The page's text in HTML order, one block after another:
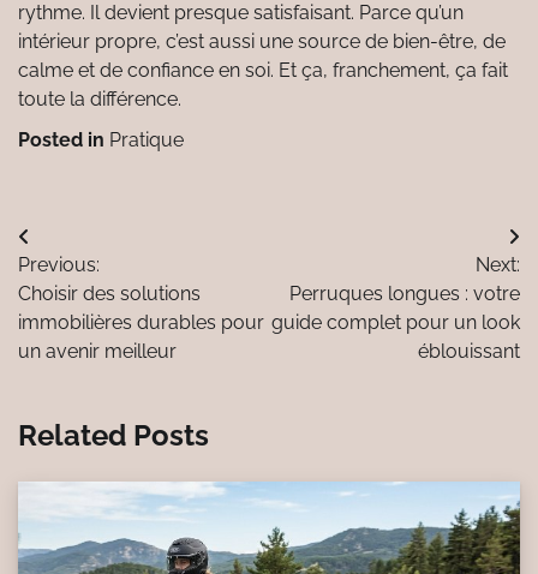
rythme. Il devient presque satisfaisant. Parce qu’un
intérieur propre, c’est aussi une source de bien-être, de
calme et de confiance en soi. Et ça, franchement, ça fait
toute la différence.
Posted in Pratique
Navigation
de
l’article
Previous:
Choisir des solutions
immobilières durables pour
un avenir meilleur
Next:
Perruques longues : votre
guide complet pour un look
éblouissant
Related Posts